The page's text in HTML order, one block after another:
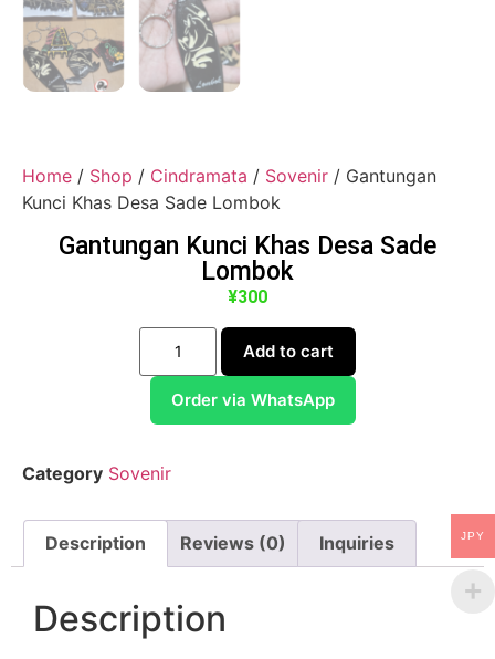
Home / Shop / Cindramata / Sovenir / Gantungan
Kunci Khas Desa Sade Lombok
Gantungan Kunci Khas Desa Sade
Lombok
¥300
Add to cart
Order via WhatsApp
Category Sovenir
Description Reviews (0) Inquiries
Description
JPY